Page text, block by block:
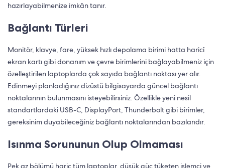
hazırlayabilmenize imkân tanır.
Bağlantı Türleri
Monitör, klavye, fare, yüksek hızlı depolama birimi hatta haricî
ekran kartı gibi donanım ve çevre birimlerini bağlayabilmeniz için
özelleştirilen laptoplarda çok sayıda bağlantı noktası yer alır.
Edinmeyi planladığınız dizüstü bilgisayarda güncel bağlantı
noktalarının bulunmasını isteyebilirsiniz. Özellikle yeni nesil
standartlardaki USB-C, DisplayPort, Thunderbolt gibi birimler,
gereksinim duyabileceğiniz bağlantı noktalarından bazılarıdır.
Isınma Sorununun Olup Olmaması
Pek az bölümü hariç tüm laptoplar, düşük güç tüketen işlemci ve